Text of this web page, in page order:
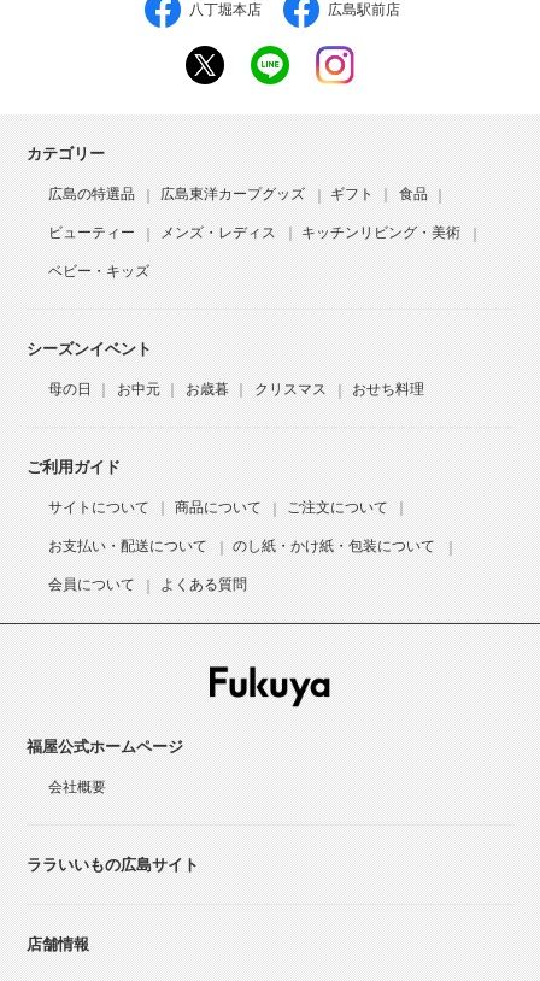
八丁堀本店 広島駅前店
カテゴリー
広島の特選品 広島東洋カープグッズ ギフト 食品
ビューティー メンズ・レディス キッチンリビング・美術
ベビー・キッズ
シーズンイベント
母の日 お中元 お歳暮 クリスマス おせち料理
ご利用ガイド
サイトについて 商品について ご注文について
お支払い・配送について のし紙・かけ紙・包装について
会員について よくある質問
福屋公式ホームページ
会社概要
ララいいもの広島サイト
店舗情報